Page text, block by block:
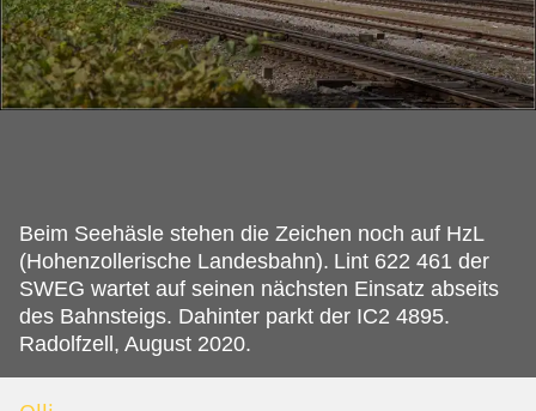
Beim Seehäsle stehen die Zeichen noch auf HzL
(Hohenzollerische Landesbahn). Lint 622 461 der
SWEG wartet auf seinen nächsten Einsatz abseits
des Bahnsteigs. Dahinter parkt der IC2 4895.
Radolfzell, August 2020.